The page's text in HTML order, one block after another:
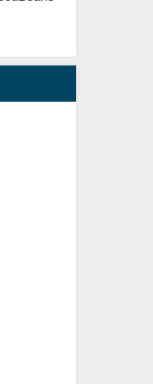
Kingfisher